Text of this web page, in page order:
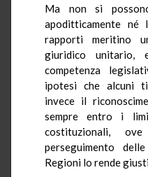
Ma non si
apoditticamente
rapporti meritino
giuridico unitario,
competenza
ipotesi che alcuni
invece il
sempre entro i
costituzionali,
perseguimento
Regioni lo rende